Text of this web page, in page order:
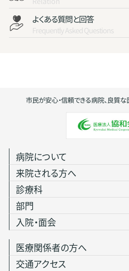
よくある質問と回答
Frequently Asked Questions
市民が安心・信頼できる病院、良質な
病院について
来院される方へ
診療科
部門
入院・面会
医療関係者の方へ
交通アクセス